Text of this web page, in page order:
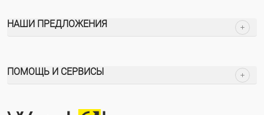
НАШИ ПРЕДЛОЖЕНИЯ
ПОМОЩЬ И СЕРВИСЫ